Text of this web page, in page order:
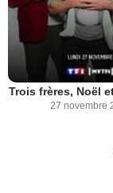
Trois frères, Noël
27 novembre